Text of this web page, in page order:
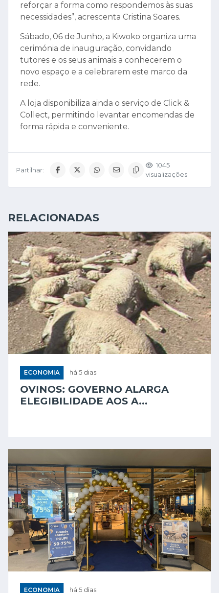
reforçar a forma como respondemos às suas
necessidades”, acrescenta Cristina Soares.
Sábado, 06 de Junho, a Kiwoko organiza uma
cerimónia de inauguração, convidando
tutores e os seus animais a conhecerem o
novo espaço e a celebrarem este marco da
rede.
A loja disponibiliza ainda o serviço de Click &
Collect, permitindo levantar encomendas de
forma rápida e conveniente.
Partilhar:
1045
visualizações
RELACIONADAS
ECONOMIA há 5 dias
OVINOS: GOVERNO ALARGA
ELEGIBILIDADE AOS A...
ECONOMIA há 5 dias